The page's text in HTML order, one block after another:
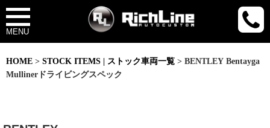
MENU
HOME > STOCK ITEMS | ストック車両一覧 > BENTLEY Bentayga
Mullinerドライビングスペック